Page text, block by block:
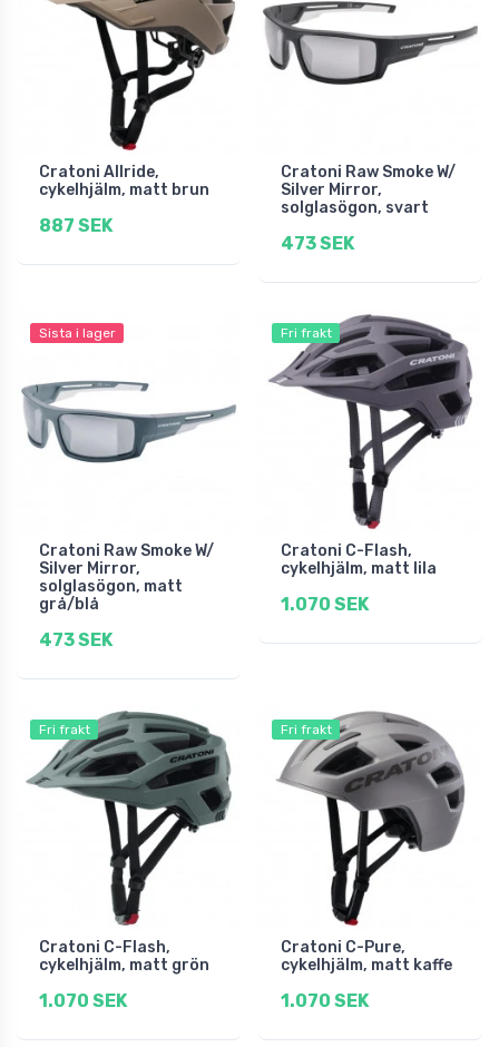
Cratoni Allride,
cykelhjälm, matt brun
887 SEK
Cratoni Raw Smoke W/
Silver Mirror,
solglasögon, svart
473 SEK
Sista i lager
Cratoni Raw Smoke W/
Silver Mirror,
solglasögon, matt
grå/blå
473 SEK
Fri frakt
Cratoni C-Flash,
cykelhjälm, matt lila
1.070 SEK
Fri frakt
Cratoni C-Flash,
cykelhjälm, matt grön
1.070 SEK
Fri frakt
Cratoni C-Pure,
cykelhjälm, matt kaffe
1.070 SEK